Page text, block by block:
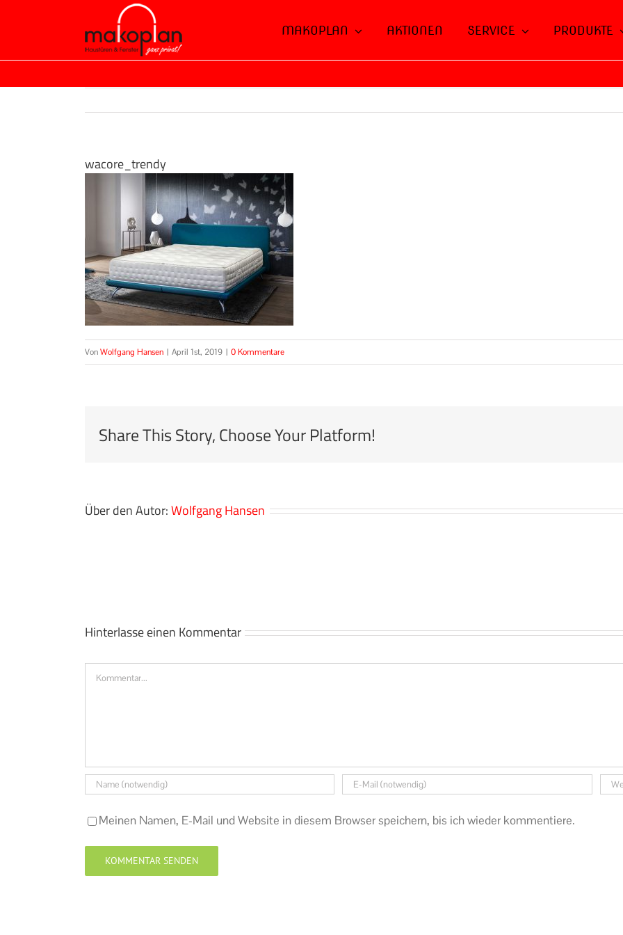
springen
MAKOPLAN AKTIONEN SERVICE PRODUKTE
wacore_trendy
VonWolfgang Hansen | April 1st, 2019 | 0 Kommentare
Share This Story, Choose Your Platform!
Über den Autor:Wolfgang Hansen
Hinterlasse einen Kommentar
Kommentar
Meinen Namen, E-Mail und Website in diesem Browser speichern, bis ich wieder kommentiere.